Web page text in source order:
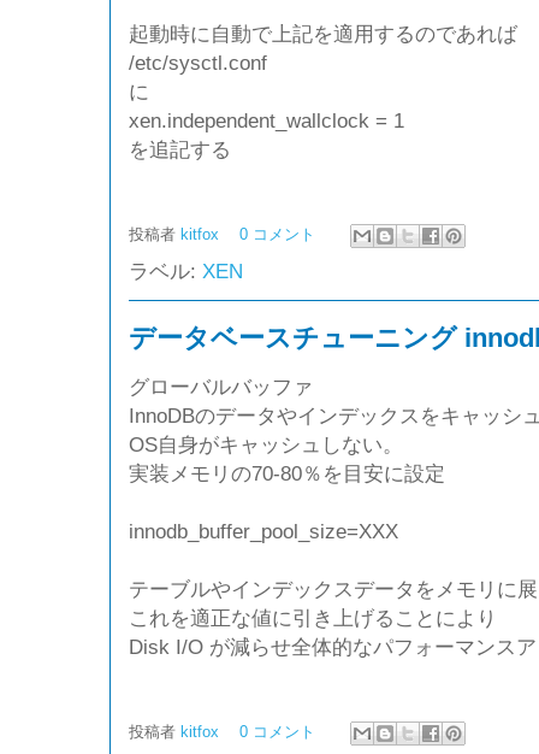
起動時に自動で上記を適用するのであれば
/etc/sysctl.conf
に
xen.independent_wallclock = 1
を追記する
投稿者 kitfox 0 コメント
ラベル: XEN
データベースチューニング
グローバルバッファ
InnoDBのデータやインデックスをキャッシ
OS自身がキャッシュしない。
実装メモリの70-80％を目安に設定
innodb_buffer_pool_size=XXX
テーブルやインデックスデータをメモリに
これを適正な値に引き上げることにより
Disk I/O が減らせ全体的なパフォーマンス
投稿者 kitfox 0 コメント